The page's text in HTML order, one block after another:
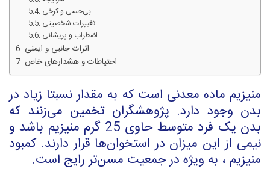
بی‌حسی و کرخی
تغییرات شخصیتی
اضطراب و پریشانی
اثرات جانبی و ایمنی
احتیاطات و هشدارهای خاص
منیزیم ماده معدنی است که به مقدار نسبتا زیاد در
بدن وجود دارد. پژوهشگران تخمین می‌زنند که
بدن یک فرد متوسط حاوی 25 گرم منیزیم باشد و
نیمی از این میزان در استخوان‌ها قرار دارند. کمبود
منیزیم ، به ویژه در جمعیت مسن‌تر رایج است.